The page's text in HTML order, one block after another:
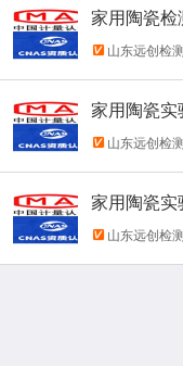
家用陶瓷
的专业资
山东远创检
家用陶瓷
程简单说说
山东远创检
家用陶瓷
分解山东远创检